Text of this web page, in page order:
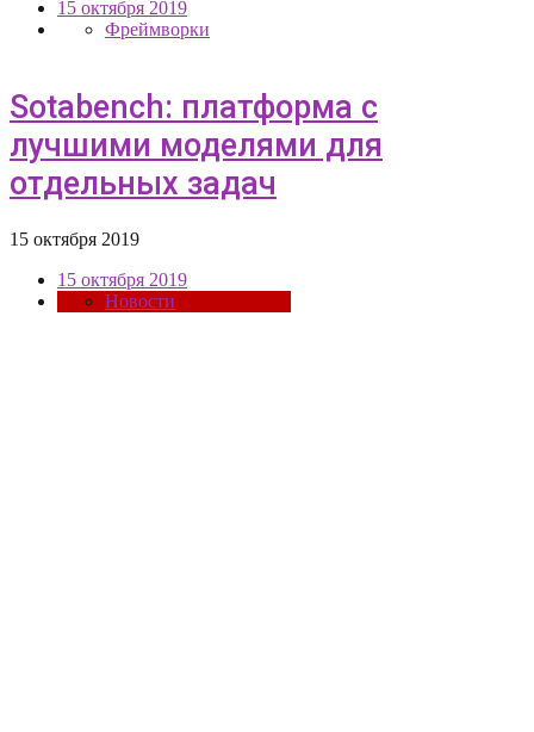
15 октября 2019
Фреймворки
Sotabench: платформа с
лучшими моделями для
отдельных задач
15 октября 2019
15 октября 2019
Новости